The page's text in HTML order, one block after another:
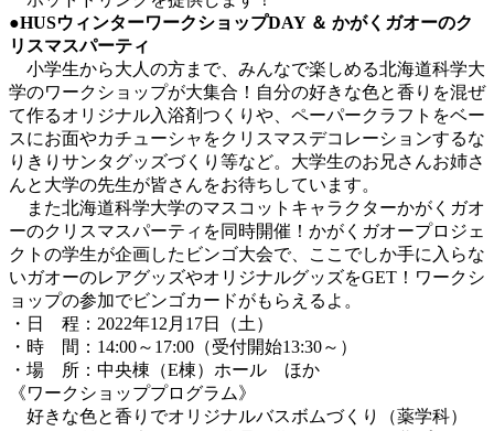
●HUSウィンターワークショップDAY ＆ かがくガオーのク
リスマスパーティ
小学生から大人の方まで、みんなで楽しめる北海道科学大
学のワークショップが大集合！自分の好きな色と香りを混ぜ
て作るオリジナル入浴剤つくりや、ペーパークラフトをベー
スにお面やカチューシャをクリスマスデコレーションするな
りきりサンタグッズづくり等など。大学生のお兄さんお姉さ
んと大学の先生が皆さんをお待ちしています。
また北海道科学大学のマスコットキャラクターかがくガオ
ーのクリスマスパーティを同時開催！かがくガオープロジェ
クトの学生が企画したビンゴ大会で、ここでしか手に入らな
いガオーのレアグッズやオリジナルグッズをGET！ワークシ
ョップの参加でビンゴカードがもらえるよ。
・日 程：2022年12月17日（土）
・時 間：14:00～17:00（受付開始13:30～）
・場 所：中央棟（E棟）ホール ほか
《ワークショッププログラム》
好きな色と香りでオリジナルバスボムづくり（薬学科）